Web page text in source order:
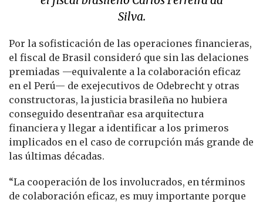
Silva.
Por la sofisticación de las operaciones financieras,
el fiscal de Brasil consideró que sin las delaciones
premiadas —equivalente a la colaboración eficaz
en el Perú— de exejecutivos de Odebrecht y otras
constructoras, la justicia brasileña no hubiera
conseguido desentrañar esa arquitectura
financiera y llegar a identificar a los primeros
implicados en el caso de corrupción más grande de
las últimas décadas.
“La cooperación de los involucrados, en términos
de colaboración eficaz, es muy importante porque